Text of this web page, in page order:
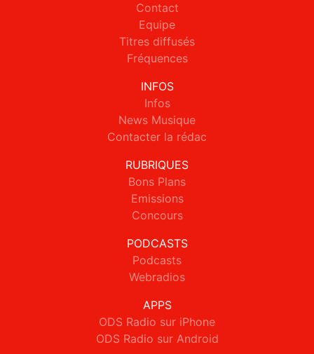
Contact
Equipe
Titres diffusés
Fréquences
INFOS
Infos
News Musique
Contacter la rédac
RUBRIQUES
Bons Plans
Emissions
Concours
PODCASTS
Podcasts
Webradios
APPS
ODS Radio sur iPhone
ODS Radio sur Android